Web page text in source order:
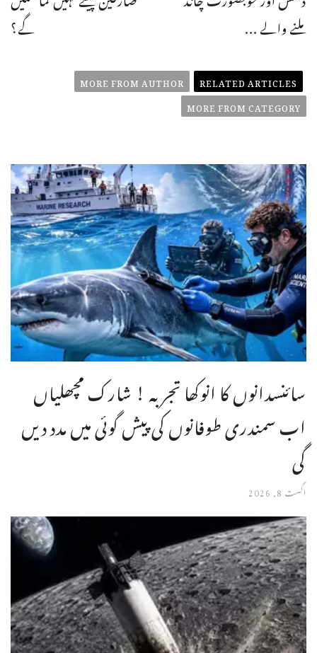
گے؟
ملنے والے ...
RELATED ARTICLES
MORE FROM AUTHOR
MORE FROM CATEGORY
سائنسدانوں کا انوکھا تجربہ ! شارک مچھلیاں
اب سمندری طوفانوں کی پیش گوئی میں مدد دیں
گی
اگست 8, 2026